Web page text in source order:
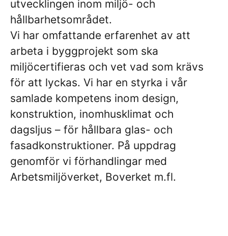
utvecklingen inom miljö- och
hållbarhetsområdet.
Vi har omfattande erfarenhet av att
arbeta i byggprojekt som ska
miljöcertifieras och vet vad som krävs
för att lyckas. Vi har en styrka i vår
samlade kompetens inom design,
konstruktion, inomhusklimat och
dagsljus – för hållbara glas- och
fasadkonstruktioner. På uppdrag
genomför vi förhandlingar med
Arbetsmiljöverket, Boverket m.fl.